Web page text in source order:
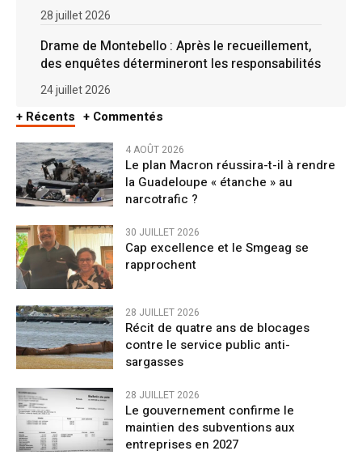
28 juillet 2026
Drame de Montebello : Après le recueillement,
des enquêtes détermineront les responsabilités
24 juillet 2026
+ Récents + Commentés
4 AOÛT 2026
Le plan Macron réussira-t-il à rendre
la Guadeloupe « étanche » au
narcotrafic ?
30 JUILLET 2026
Cap excellence et le Smgeag se
rapprochent
28 JUILLET 2026
Récit de quatre ans de blocages
contre le service public anti-
sargasses
28 JUILLET 2026
Le gouvernement confirme le
maintien des subventions aux
entreprises en 2027